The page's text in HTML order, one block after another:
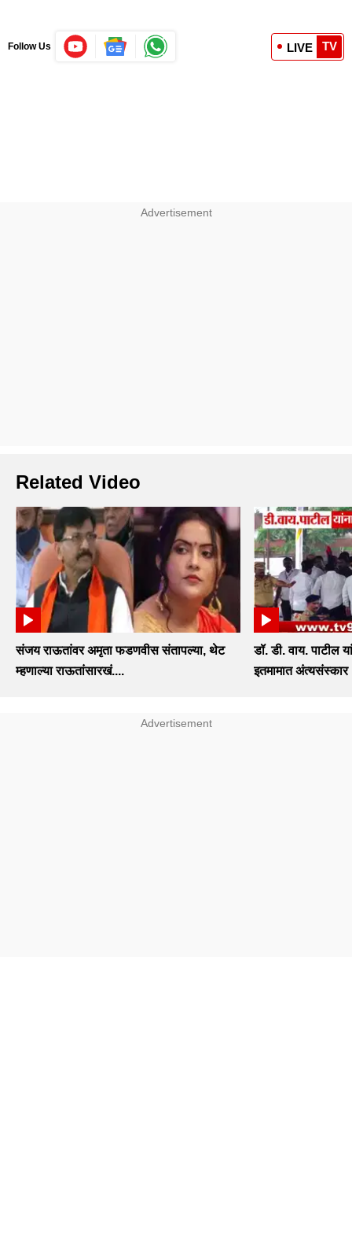
Follow Us LIVE TV
Related Video
संजय राऊतांवर अमृता फडणवीस संतापल्या, थेट
म्हणाल्या राऊतांसारखं....
डॉ. डी. वाय. पाटील
इतमामात अंत्यसंस्कार